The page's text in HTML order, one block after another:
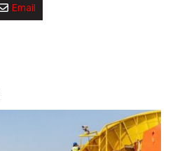
Email